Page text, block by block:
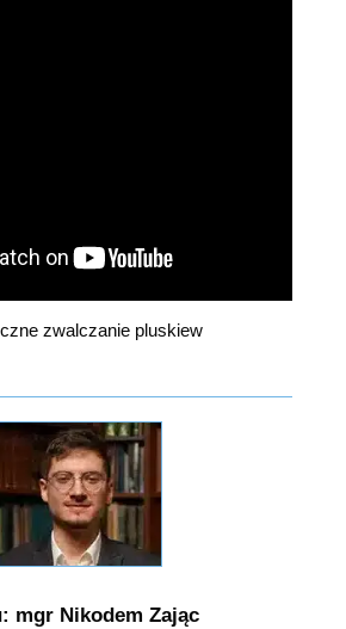
zwalczanie pluskiew
mgr Nikodem Zając